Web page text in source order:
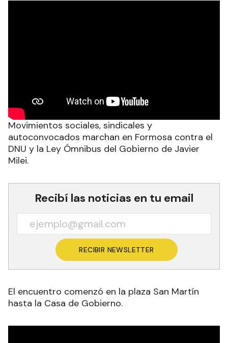
Movimientos sociales, sindicales y
autoconvocados marchan en Formosa contra el
DNU y la Ley Ómnibus del Gobierno de Javier
Milei.
Recibí las noticias en tu email
RECIBIR NEWSLETTER
El encuentro comenzó en la plaza San Martín
hasta la Casa de Gobierno.